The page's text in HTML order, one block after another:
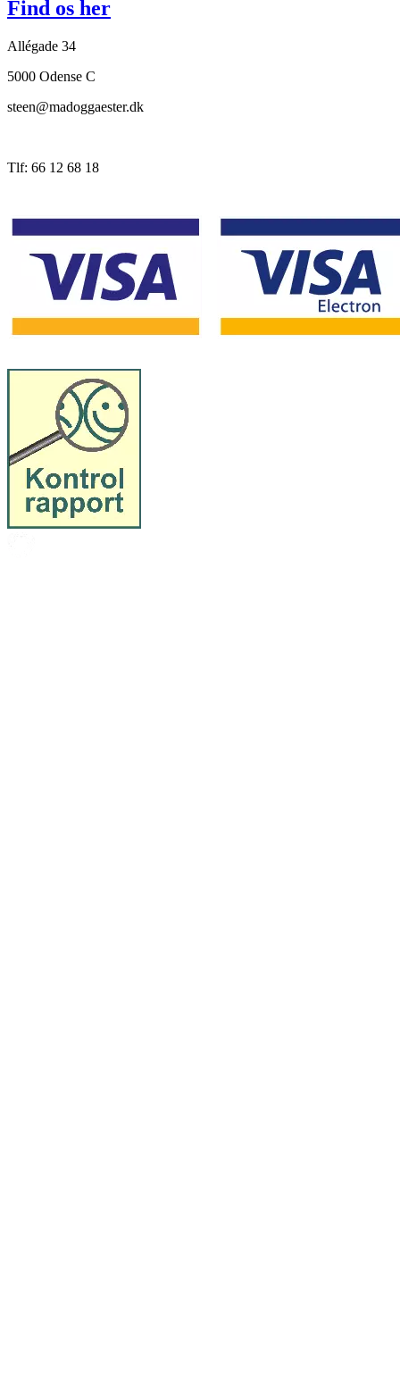
Find os her
Allégade 34
5000 Odense C
steen@madoggaester.dk
Tlf: 66 12 68 18